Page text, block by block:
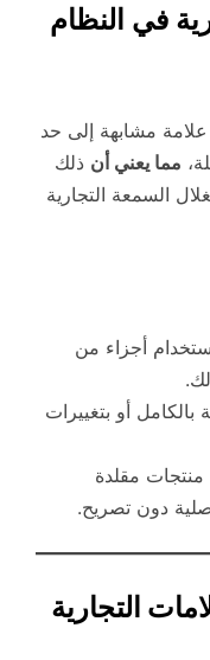
في النظام
علامة مشابهة إلى حد
مما يعني أن ذلك
السمعة التجارية
أجزاء من
بالكامل أو بتغييرات
منتجات مقلدة
دون تصريح.
التجارية